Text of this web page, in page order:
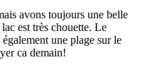
avons toujours une belle
est très chouette. Le
une plage sur le
ca demain!